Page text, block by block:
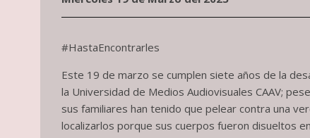
#HastaEncontrarles
Este 19 de marzo se cumplen siete años de la
la Universidad de Medios Audiovisuales CAAV;
sus familiares han tenido que pelear contra una
localizarlos porque sus cuerpos fueron disueltos